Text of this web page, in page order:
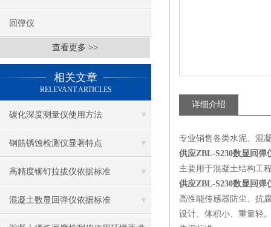
回弹仪
查看更多 >>
相关文章
RELEVANT ARTICLES
碳化深度测量仪使用方法
钢筋锈蚀检测仪显著特点
高精度铆钉拉拔仪依据标准
混凝土数显回弹仪依据标准
详细介绍
专业销售各类水泥、混
供应ZBL-S230数显回弹
主要用于混凝土结构工
供应ZBL-S230数显回弹
高性能传感器防尘、抗
设计、体积小、重量轻